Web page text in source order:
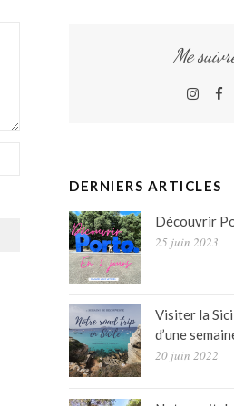
Me
DERNIERS ARTICLES
Découvrir
25 juin 2023
Visiter la
d’une
20 juin 2022